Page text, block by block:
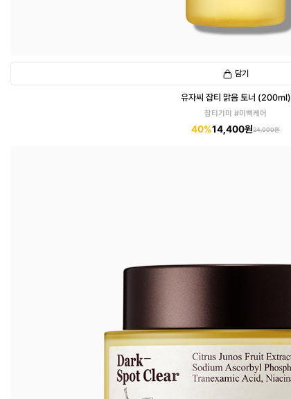
담기
유자씨 잡티 맑음 토너 (200ml)
잡티기미 #미백케어
40%14,400원24,000원